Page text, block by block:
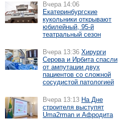
Вчера 14:06
Екатеринбургские
кукольники открывают
юбилейный, 95-й
театральный сезон
Вчера 13:36 Хирурги
Серова и Ирбита спасли
от ампутации двух
пациентов со сложной
сосудистой патологией
Вчера 13:13 На Дне
строителя выступят
Uma2rman и Афродита